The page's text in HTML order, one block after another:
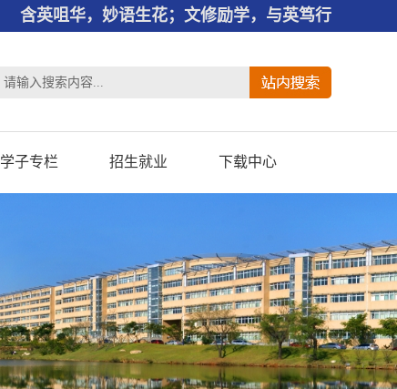
含英咀华，妙语生花；文修励学，与英笃行
学子专栏 招生就业 下载中心